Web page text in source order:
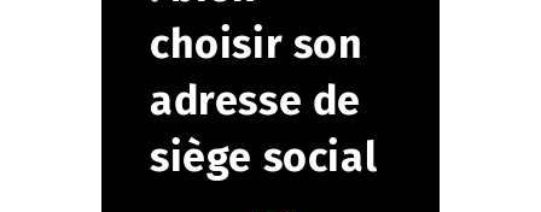
choisir son
adresse de
siège social